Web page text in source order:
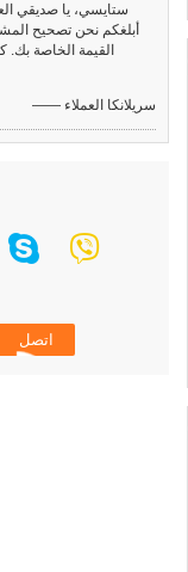
ستايسي، يا صديقي
أبلغكم نحن تصحيح
القيمة الخاصة
—— سريلانكا العملاء